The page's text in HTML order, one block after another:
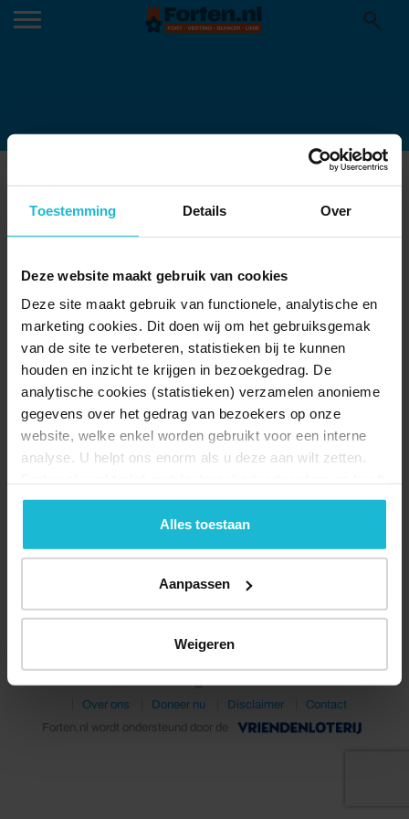
Toestemming Details Over
Deze website maakt gebruik van cookies
Deze site maakt gebruik van functionele, analytische en
marketing cookies. Dit doen wij om het gebruiksgemak
van de site te verbeteren, statistieken bij te kunnen
houden en inzicht te krijgen in bezoekgedrag. De
analytische cookies (statistieken) verzamelen anonieme
gegevens over het gedrag van bezoekers op onze
website, welke enkel worden gebruikt voor een interne
analyse. U helpt ons enorm als u deze aan wilt zetten.
geen commerciële doelstelling. U kunt deze cookies via
de knoppen accepteren, beheren of weigeren.
Alles toestaan
Aanpassen
Weigeren
© 2026 Stichting Forten Nederland
Over ons
Doneer nu Disclaimer
Contact
Forten.nl wordt ondersteund door de